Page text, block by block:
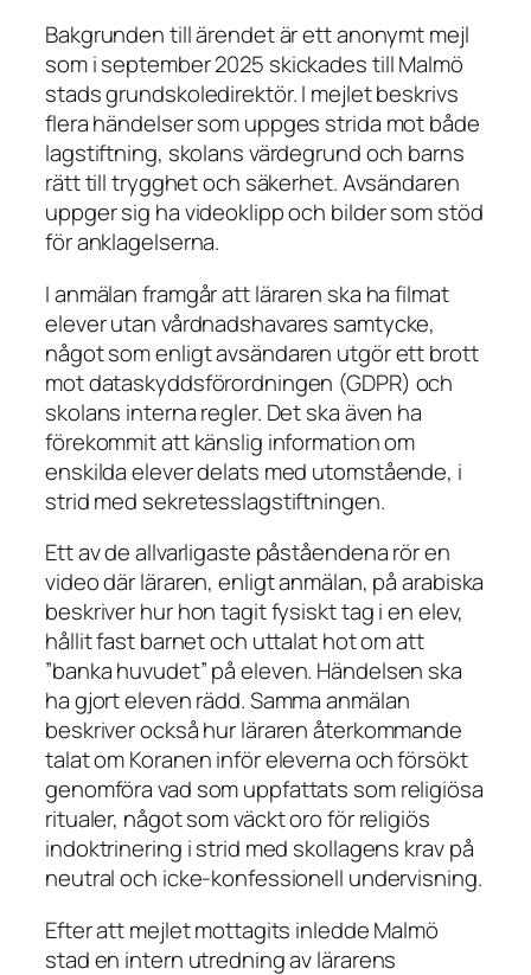
Bakgrunden till ärendet är ett anonymt mejl
som i september 2025 skickades till Malmö
stads grundskoledirektör. I mejlet beskrivs
flera händelser som uppges strida mot både
lagstiftning, skolans värdegrund och barns
rätt till trygghet och säkerhet. Avsändaren
uppger sig ha videoklipp och bilder som stöd
för anklagelserna.
I anmälan framgår att läraren ska ha filmat
elever utan vårdnadshavares samtycke,
något som enligt avsändaren utgör ett brott
mot dataskyddsförordningen (GDPR) och
skolans interna regler. Det ska även ha
förekommit att känslig information om
enskilda elever delats med utomstående, i
strid med sekretesslagstiftningen.
Ett av de allvarligaste påståendena rör en
video där läraren, enligt anmälan, på arabiska
beskriver hur hon tagit fysiskt tag i en elev,
hållit fast barnet och uttalat hot om att
”banka huvudet” på eleven. Händelsen ska
ha gjort eleven rädd. Samma anmälan
beskriver också hur läraren återkommande
talat om Koranen inför eleverna och försökt
genomföra vad som uppfattats som religiösa
ritualer, något som väckt oro för religiös
indoktrinering i strid med skollagens krav på
neutral och icke-konfessionell undervisning.
Efter att mejlet mottagits inledde Malmö
stad en intern utredning av lärarens